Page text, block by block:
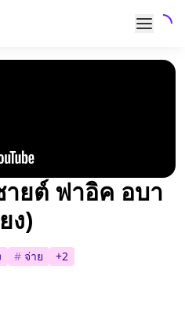
ยต์ ฟาอิค อบา
ง)
# จ่าย +2